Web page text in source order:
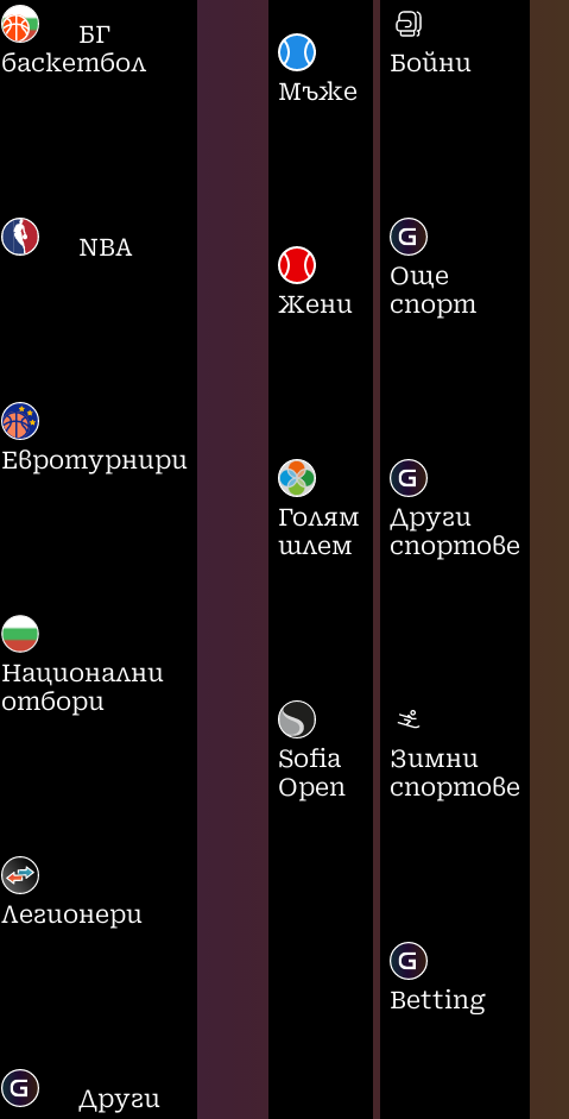
БГ
баскетбол
NBA
Евротурнири
Национални
отбори
Легионери
Други
Мъже
Жени
Голям
шлем
Sofia
Open
Бойни
Още
спорт
Други
спортове
Зимни
спортове
Betting